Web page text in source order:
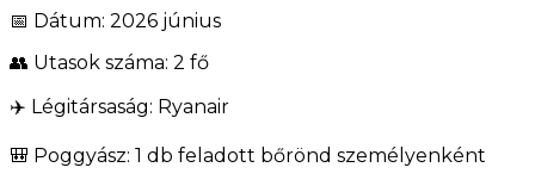
📅 Dátum: 2026 június
👥 Utasok száma: 2 fő
✈️ Légitársaság: Ryanair
🎒 Poggyász: 1 db feladott bőrönd személyenként